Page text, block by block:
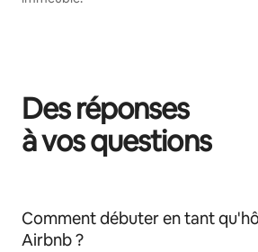
Des réponses
à vos questions
Comment débuter en tant
Airbnb ?